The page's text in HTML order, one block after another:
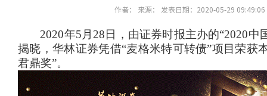
作者： 来源： 发表日期：2020-05-29 09:49:06
2020年5 月 28 日，由证券时报主办的“2020中
揭晓，华林证券凭借“麦格米特可转债”项目荣获
君鼎奖”。